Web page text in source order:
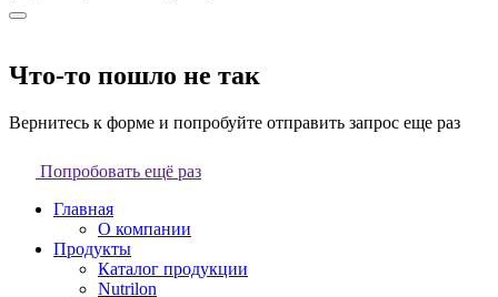
Что-то пошло не так
Вернитесь к форме и попробуйте отправить запрос еще раз
Попробовать ещё раз
Главная
О компании
Продукты
Каталог продукции
Nutrilon